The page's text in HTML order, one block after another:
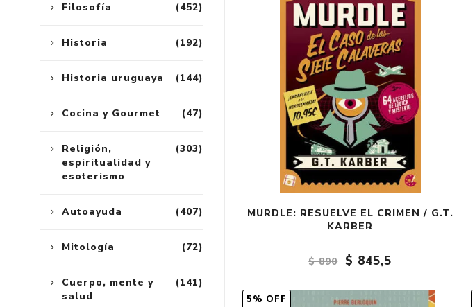
MURDLE: RESUELVE EL CRIMEN / G.T.
KARBER
$ 890 $ 845,5
5% OFF
(452)
Filosofía
(192)
Historia
(144)
Historia uruguaya
(47)
Cocina y Gourmet
(303)
Religión,
espiritualidad y
esoterismo
(407)
Autoayuda
(72)
Mitología
(141)
Cuerpo, mente y
salud